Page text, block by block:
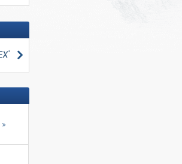
suchen